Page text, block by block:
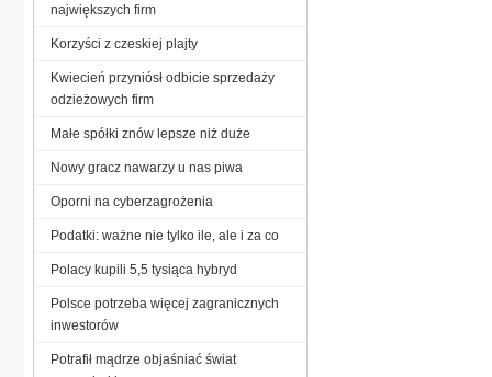
największych firm
Korzyści z czeskiej plajty
Kwiecień przyniósł odbicie sprzedaży
odzieżowych firm
Małe spółki znów lepsze niż duże
Nowy gracz nawarzy u nas piwa
Oporni na cyberzagrożenia
Podatki: ważne nie tylko ile, ale i za co
Polacy kupili 5,5 tysiąca hybryd
Polsce potrzeba więcej zagranicznych
inwestorów
Potrafił mądrze objaśniać świat